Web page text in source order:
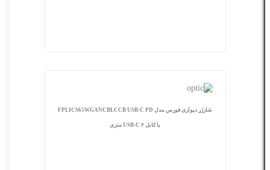
شارژر دیواری فورس مدل FPLICS65WGANCBLCCB USB-C PD
با کابل USB-C ۲ متری